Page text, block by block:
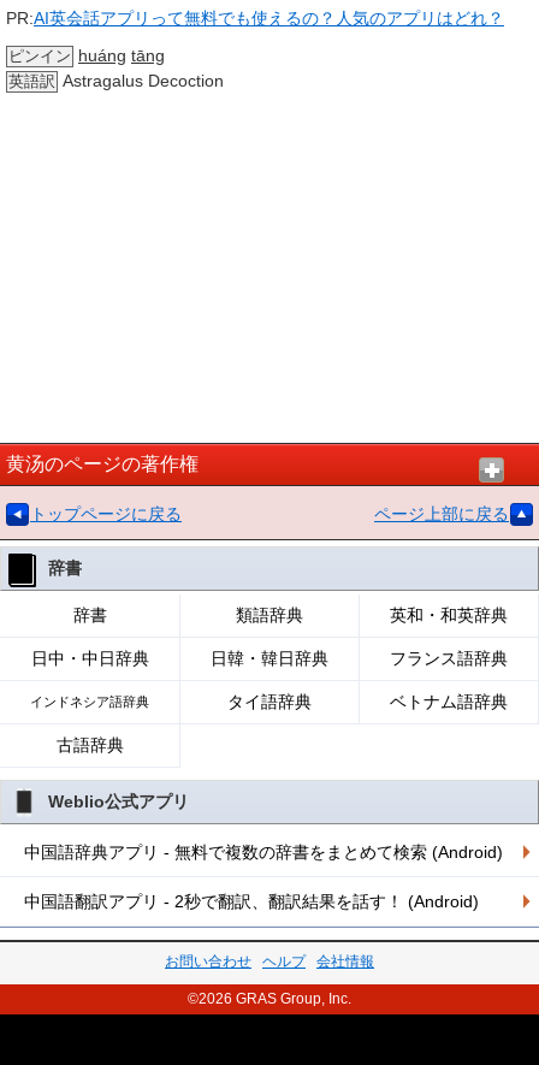
PR:AI英会話アプリって無料でも使えるの？人気のアプリはどれ？
ピンイン huáng tāng
英語訳 Astragalus Decoction
黄汤のページの著作権
トップページに戻る ページ上部に戻る
辞書
辞書 類語辞典 英和・和英辞典
日中・中日辞典 日韓・韓日辞典 フランス語辞典
インドネシア語辞典 タイ語辞典 ベトナム語辞典
古語辞典
Weblio公式アプリ
中国語辞典アプリ - 無料で複数の辞書をまとめて検索 (Android)
中国語翻訳アプリ - 2秒で翻訳、翻訳結果を話す！ (Android)
お問い合わせ ヘルプ 会社情報
©2026 GRAS Group, Inc.